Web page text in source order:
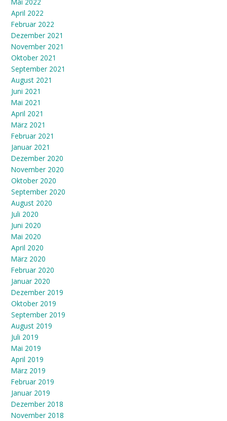
Mai 2022
April 2022
Februar 2022
Dezember 2021
November 2021
Oktober 2021
September 2021
August 2021
Juni 2021
Mai 2021
April 2021
März 2021
Februar 2021
Januar 2021
Dezember 2020
November 2020
Oktober 2020
September 2020
August 2020
Juli 2020
Juni 2020
Mai 2020
April 2020
März 2020
Februar 2020
Januar 2020
Dezember 2019
Oktober 2019
September 2019
August 2019
Juli 2019
Mai 2019
April 2019
März 2019
Februar 2019
Januar 2019
Dezember 2018
November 2018